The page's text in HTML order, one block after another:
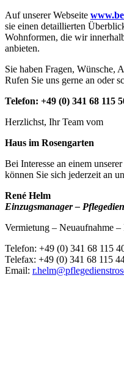
Auf unserer Webseite
sie einen detaillierten
Wohnformen, die wir
anbieten.
Sie haben Fragen, Wünsche,
Rufen Sie uns gerne an oder
Telefon: +49 (0) 341 68 115
Herzlichst, Ihr Team vom
Haus im Rosengarten
Bei Interesse an einem
können Sie sich jederzeit an
René Helm
Einzugsmanager –
Vermietung – Neuaufnahme –
Telefon: +49 (0) 341 68 115
Telefax: +49 (0) 341 68 115
Email: